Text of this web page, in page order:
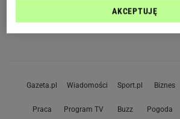
Gazeta.pl Wiadomości Sport.pl Biznes
Praca Program TV Buzz Pogoda
AKCEPTUJĘ